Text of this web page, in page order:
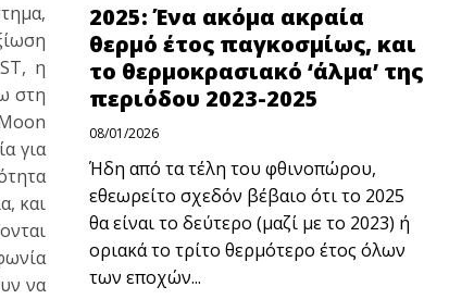
η
στη
για
και
να
2025: Ένα ακόμα ακραία
θερμό έτος παγκοσμίως, και
το θερμοκρασιακό ‘άλμα’ της
περιόδου 2023-2025
08/01/2026
Ήδη από τα τέλη του φθινοπώρου,
εθεωρείτο σχεδόν βέβαιο ότι το 2025
θα είναι το δεύτερο (μαζί με το 2023) ή
οριακά το τρίτο θερμότερο έτος όλων
των εποχών...